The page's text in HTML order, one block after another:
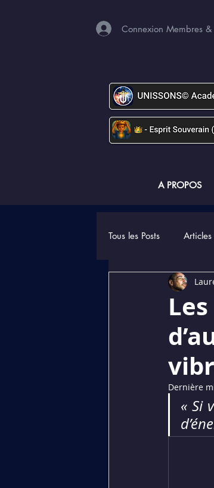
Connexion Membres &
A PROPOS
Tous les Posts Articles
Dédiés aux
Dernière
« Si